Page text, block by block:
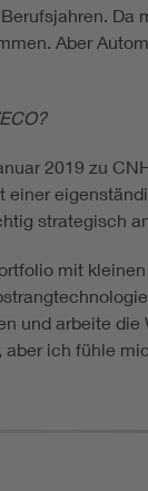
Aber
2019 zu
strategisch
mit
und arbeite
aber ich fühle